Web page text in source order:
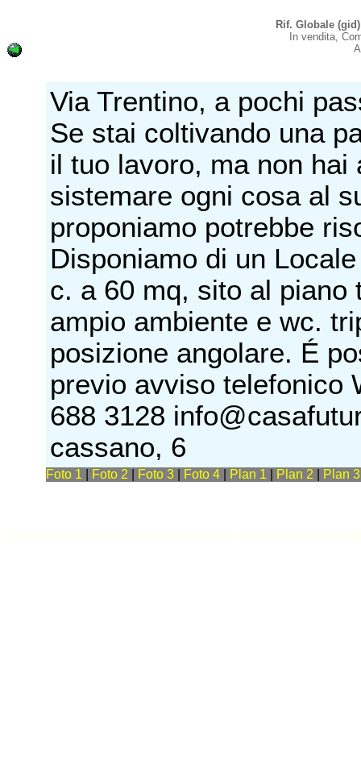
Rif. Globale
In vendita,
Via Trentino, a pochi
Se stai coltivando una
il tuo lavoro, ma non
sistemare ogni cosa al
proponiamo potrebbe
Disponiamo di un
c. a 60 mq, sito al piano
ampio ambiente e wc.
posizione angolare. É
previo avviso telefonico
688 3128
cassano, 6
Foto 1 Foto 2 Foto 3 Foto 4| Plan 1 Plan 2 Plan